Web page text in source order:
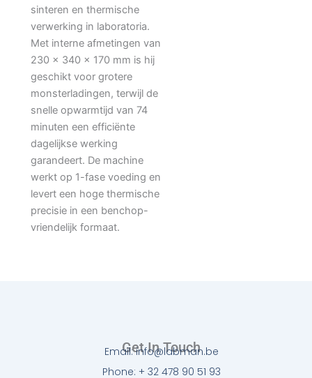
sinteren en thermische
verwerking in laboratoria.
Met interne afmetingen van
230 × 340 × 170 mm is hij
geschikt voor grotere
monsterladingen, terwijl de
snelle opwarmtijd van 74
minuten een efficiënte
dagelijkse werking
garandeert. De machine
werkt op 1-fase voeding en
levert een hoge thermische
precisie in een benchop-
vriendelijk formaat.
Get In Touch
Email: info@labman.be
Phone: + 32 478 90 51 93